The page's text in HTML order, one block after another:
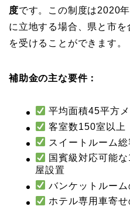
度です。この制度は2020
に立地する場合、県と市
を受けることができます。
補助金の主な要件：
平均面積45平方
客室数150室以上
スイートルーム
国賓級対応可能
屋設置
バンケットルーム
ホテル専用車寄せ